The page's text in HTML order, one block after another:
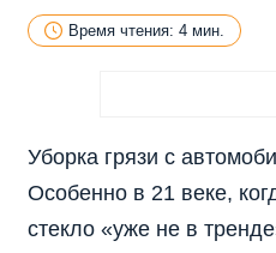
Время чтения: 4 мин.
Уборка грязи с
Особенно в 21 веке,
стекло «уже не в